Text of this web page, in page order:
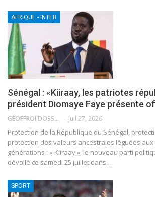
AFRIQUE - INTER
Sénégal : «Kiiraay, les patriotes
président Diomaye Faye présente
GÉOFFROI DOSSOU Juil 27, 2026
Protection de la République du Sénégal,
protection des valeurs ancestrales léguées
générations : « Kiiraay », le nouveau parti
dévoilé ce samedi 25 juillet dans…
SPORT